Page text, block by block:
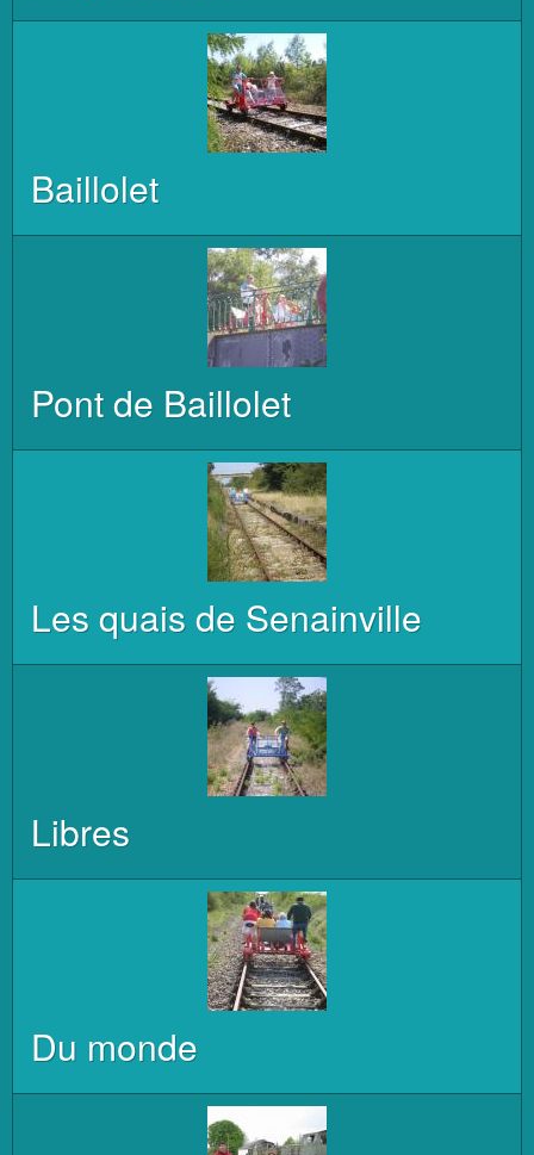
Baillolet
Pont de Baillolet
Les quais de Senainville
Libres
Du monde